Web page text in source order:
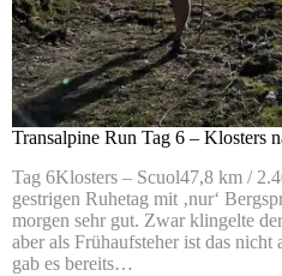
Transalpine Run Tag 6 – Klosters
Tag 6Klosters – Scuol47,8 km /
gestrigen Ruhetag mit ‚nur‘
morgen sehr gut. Zwar klingelte
aber als Frühaufsteher ist das
gab es bereits…